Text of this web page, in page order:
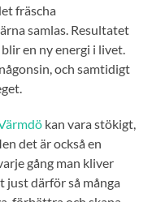
fräscha
samlas. Resultatet
en ny energi i livet.
och samtidigt
kan vara stökigt,
det är också en
gång man kliver
just därför så många